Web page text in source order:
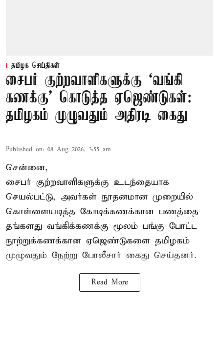
தமிழக செய்திகள்
சைபர் குற்றவாளிகளுக்கு ‘வங்கி
கணக்கு’ கொடுத்த ஏஜெண்டுகள்:
தமிழகம் முழுவதும் அதிரடி கைது
Published on: 08 Aug 2026, 3:55 am
சென்னை,
சைபர் குற்றவாளிகளுக்கு உடந்தையாக
செயல்பட்டு, அவர்கள் நூதனமான முறையில்
கொள்ளையடித்த கோடிக்கணக்கான பணத்தை
தங்களது வங்கிக்கணக்கு மூலம் பங்கு போட்ட
நூற்றுக்கணக்கான ஏஜெண்டுகளை தமிழகம்
முழுவதும் நேற்று போலீசார் கைது செய்தனர்.
Read More